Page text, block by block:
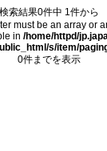
検索結果0件中 1件から
must be an array or
in /home/httpd/
s/item/
0件までを表示